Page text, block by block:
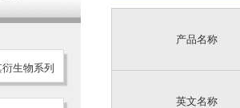
生物系列
产品名称
英文名称